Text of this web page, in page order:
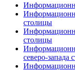
столицы
столицы
северо-запада